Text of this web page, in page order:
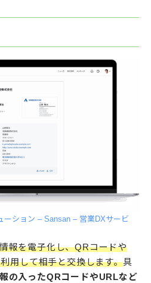
ーション – Sansan – 営業DXサービ
報を電子化し、QRコードや
用して相手と交換します。具
の入ったQRコードやURLなど